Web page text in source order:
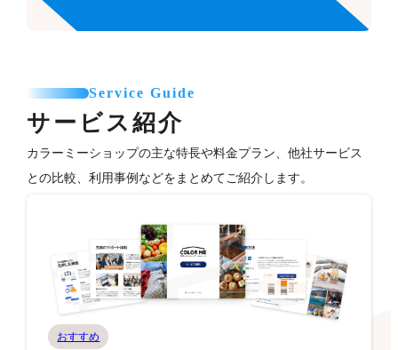
Service Guide
サービス紹介
カラーミーショップの主な特長や料金プラン、他社サービス
との比較、利用事例などをまとめてご紹介します。
おすすめ